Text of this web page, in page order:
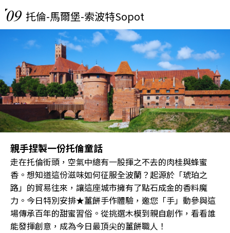
09 托倫-馬爾堡-索波特Sopot
親手捏製一份托倫童話
走在托倫街頭，空氣中總有一股揮之不去的肉桂與蜂蜜
香。想知道這份滋味如何征服全波蘭？起源於「琥珀之
路」的貿易往來，讓這座城市擁有了點石成金的香料魔
力。今日特別安排★薑餅手作體驗，邀您「手」動參與這
場傳承百年的甜蜜習俗。從挑選木模到親自創作，看看誰
能發揮創意，成為今日最頂尖的薑餅職人！